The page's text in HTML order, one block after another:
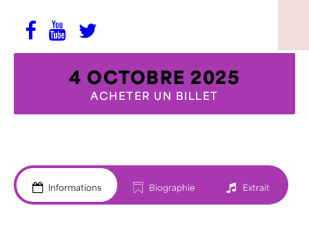
Crédit photo: Laura Duquette
4 OCTOBRE 2025
ACHETER UN BILLET
Informations Biographie Extrait